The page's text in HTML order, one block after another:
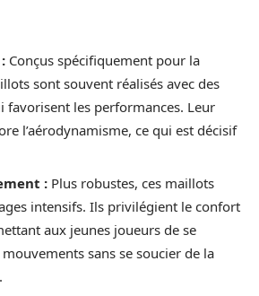
Conçus spécifiquement pour la
sont souvent réalisés avec des
favorisent les performances. Leur
l’aérodynamisme, ce qui est décisif
: Plus robustes, ces maillots
intensifs. Ils privilégient le confort
aux jeunes joueurs de se
sans se soucier de la